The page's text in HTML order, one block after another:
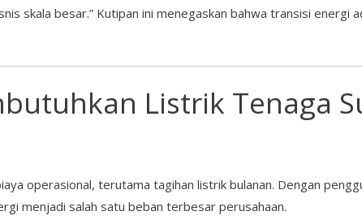
skala besar.” Kutipan ini menegaskan bahwa transisi energi
Listrik Tenaga
operasional, terutama tagihan listrik bulanan. Dengan
menjadi salah satu beban terbesar perusahaan.